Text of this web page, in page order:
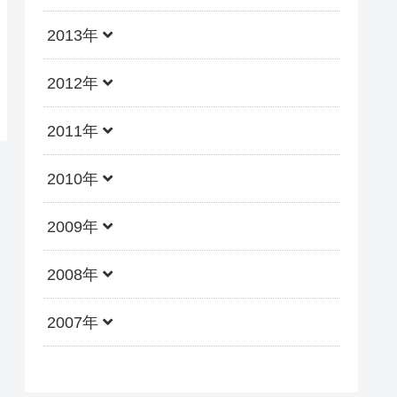
2013年
2012年
2011年
2010年
2009年
2008年
2007年